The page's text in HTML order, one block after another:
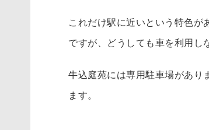
これだけ駅に近いという特色
ですが、どうしても車を利用し
牛込庭苑には専用駐車場があり
ます。